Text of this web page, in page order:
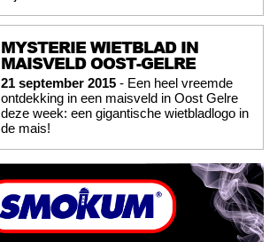
MYSTERIE WIETBLAD IN
MAISVELD OOST-GELRE
21 september 2015 - Een heel vreemde
ontdekking in een maisveld in Oost Gelre
deze week: een gigantische wietbladlogo in
de mais!